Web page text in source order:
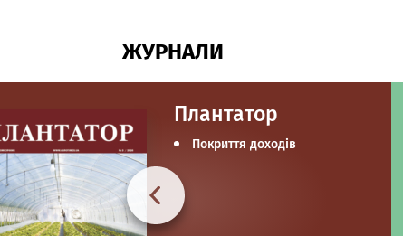
ЖУРНАЛИ
Плантатор
Покриття доходів